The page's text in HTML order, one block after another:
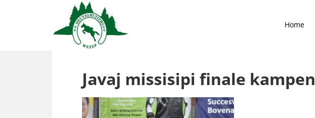
Home
Javaj missisipi finale kampen